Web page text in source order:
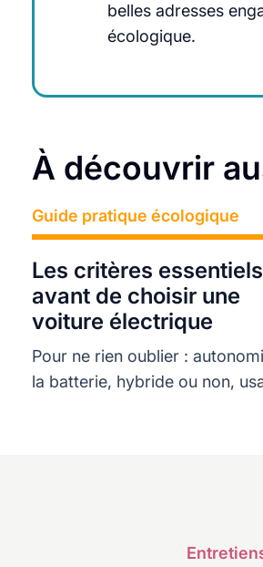
belles adresses
écologique.
À découvrir
Guide pratique écologique
Les critères essentiels
avant de choisir une
voiture électrique
Pour ne rien oublier :
la batterie, hybride ou non,
Lire plus